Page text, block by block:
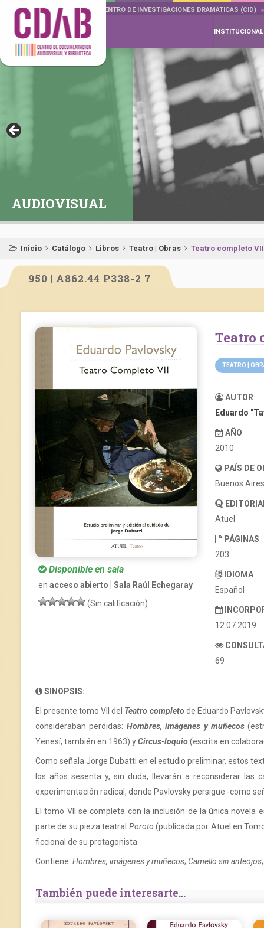
DOCUMENTA DRAMÁTICAS CENTRO DE INVESTIGACIONES DRAMÁTICAS (CID)
INSTITUCIONAL
AUDIOVISUAL
Inicio Catálogo Libros Teatro | Obras Teatro completo VII
950 | A862.44 P338-2 7
Disponible en sala
en acceso abierto | Sala Raúl Echegaray
(Sin calificación)
TEATRO |
AUTOR
Eduardo
AÑO
2010
PAÍS DE
Buenos
Atuel
PÁGINAS
203
IDIOMA
Español
12.07.2019
69
SINOPSIS:
El presente tomo VII del Teatro completode Eduardo
consideraban perdidas: Hombres, imágenes y muñecos
Yenesí, también en 1963) yCircus-loquio(escrita en
Como señala Jorge Dubatti en el estudio preliminar, estos
los años sesenta y, sin duda, llevarán a reconsiderar
experimentación radical, donde Pavlovsky persigue -como
El tomo VII se completa con la inclusión de la única novela
parte de su pieza teatral Poroto (publicada por Atuel en
ficcional de su protagonista.
Contiene: Hombres, imágenes y muñecos; Camello sin anteojos
También puede interesarte...